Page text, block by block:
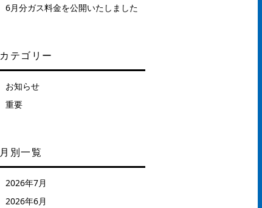
6月分ガス料金を公開いたしました
カテゴリー
お知らせ
重要
月別一覧
2026年7月
2026年6月